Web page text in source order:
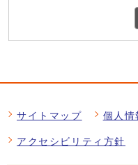
サイトマップ 個人情
アクセシビリティ方針